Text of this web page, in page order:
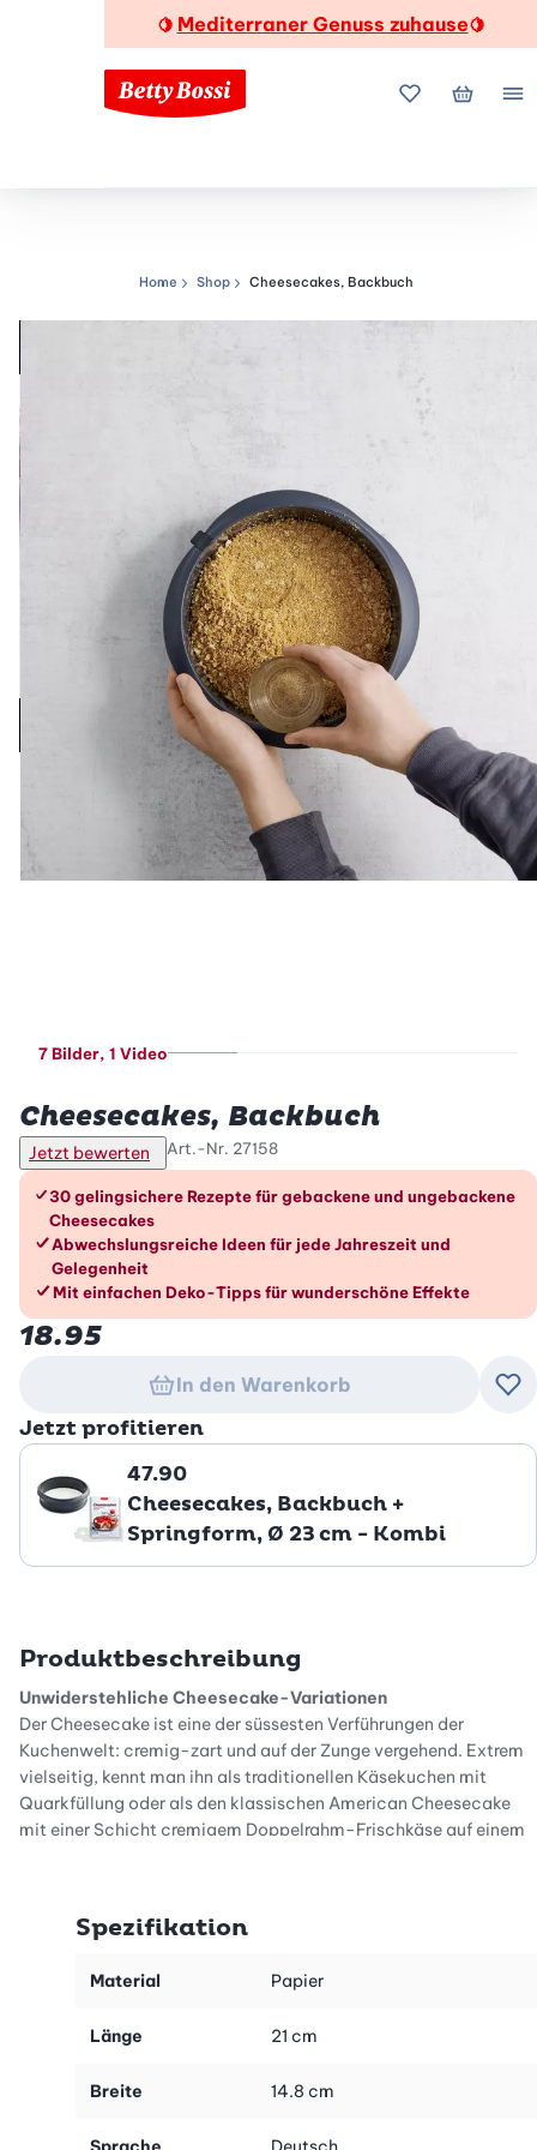
🍋 Mediterraner Genuss zuhause🍋
MeineMein
Navigationspfad
Home Shop Cheesecakes, Backbuch
7 Bilder, 1 Video
Cheesecakes, Backbuch
Jetzt bewerten Art.-Nr. 27158
Die Vorteile im Überblick
30 gelingsichere Rezepte für gebackene und ungebackene
Cheesecakes
Abwechslungsreiche Ideen für jede Jahreszeit und
Gelegenheit
Mit einfachen Deko-Tipps für wunderschöne Effekte
18.95
In den Warenkorb
Jetzt profitieren
47.90
Cheesecakes, Backbuch +
Springform, Ø 23 cm - Kombi
Produktbeschreibung
Unwiderstehliche Cheesecake-Variationen
Der Cheesecake ist eine der süssesten Verführungen der
Kuchenwelt: cremig-zart und auf der Zunge vergehend. Extrem
vielseitig, kennt man ihn als traditionellen Käsekuchen mit
Quarkfüllung oder als den klassischen American Cheesecake
mit einer Schicht cremigem Doppelrahm-Frischkäse auf einem
Dekoriert nach Lust und Laune, z.B. mit in Schokoladeglasur
Dessert-Buffet!
Ob als Geburtstagskuchen oder als Sommerdessert, im Herbst
Rezeptvielfalt und viele Tipps und Tricks, damit dein leckerer
Spezifikation
Material Papier
Länge 21 cm
Breite 14.8 cm